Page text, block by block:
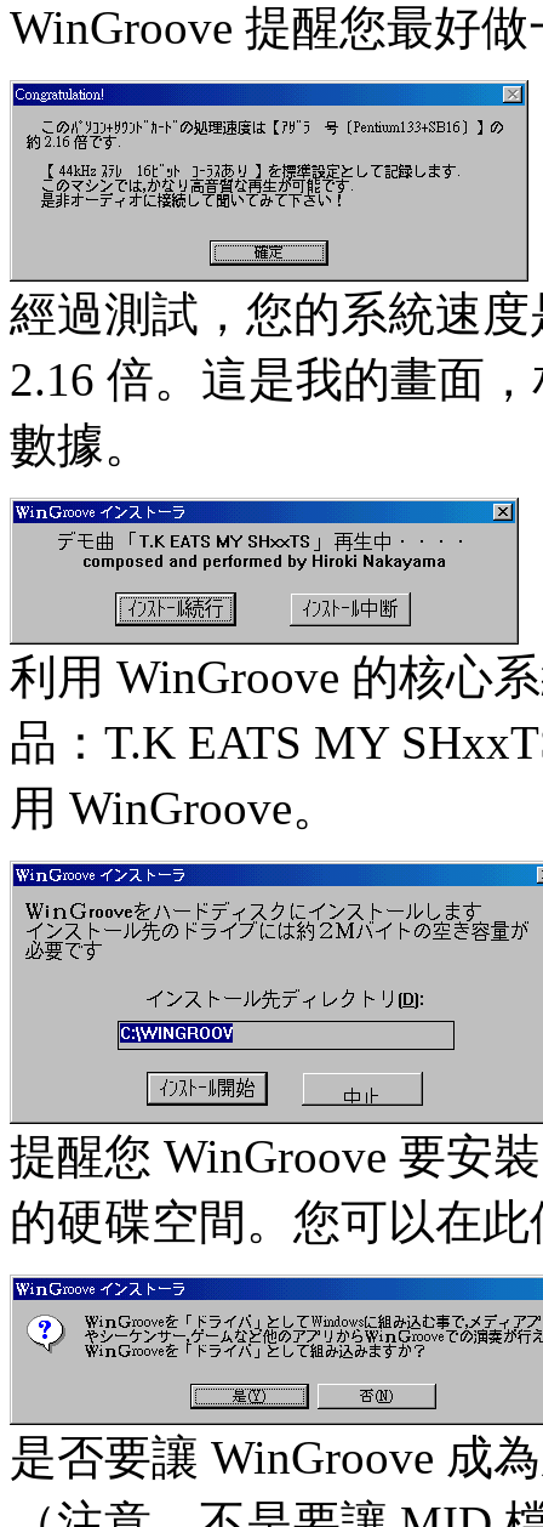
WinGroove 提醒您最好
經過測試，您的系統速度
2.16 倍。這是我的畫面
數據。
利用 WinGroove 的核心
品：T.K EATS MY
用 WinGroove。
提醒您 WinGroove 要安
的硬碟空間。您可以在
是否要讓 WinGroove 成